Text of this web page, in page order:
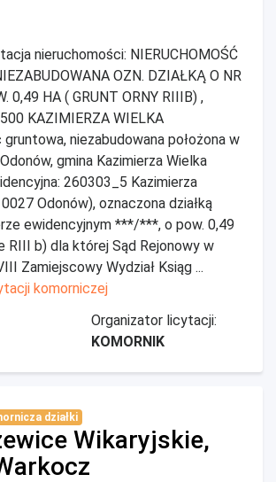
nieruchomości: NIERUCHOMOŚĆ
OZN. DZIAŁKĄ O NR
0,49 HA ( GRUNT ORNY RIIIB) ,
KAZIMIERZA WIELKA
niezabudowana położona w
gmina Kazimierza Wielka
260303_5 Kazimierza
Odonów), oznaczona działką
ewidencyjnym ***/***, o pow. 0,49
RIII b) dla której Sąd Rejonowy w
Zamiejscowy Wydział Ksiąg ...
komorniczej
Organizator licytacji:
KOMORNIK
działki
Wikaryjskie,